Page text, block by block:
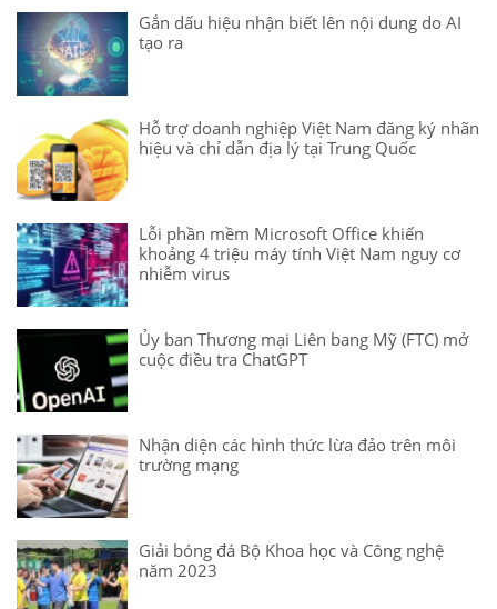
Gắn dấu hiệu nhận biết lên nội dung do AI
tạo ra
Hỗ trợ doanh nghiệp Việt Nam đăng ký nhãn
hiệu và chỉ dẫn địa lý tại Trung Quốc
Lỗi phần mềm Microsoft Office khiến
khoảng 4 triệu máy tính Việt Nam nguy cơ
nhiễm virus
Ủy ban Thương mại Liên bang Mỹ (FTC) mở
cuộc điều tra ChatGPT
Nhận diện các hình thức lừa đảo trên môi
trường mạng
Giải bóng đá Bộ Khoa học và Công nghệ
năm 2023